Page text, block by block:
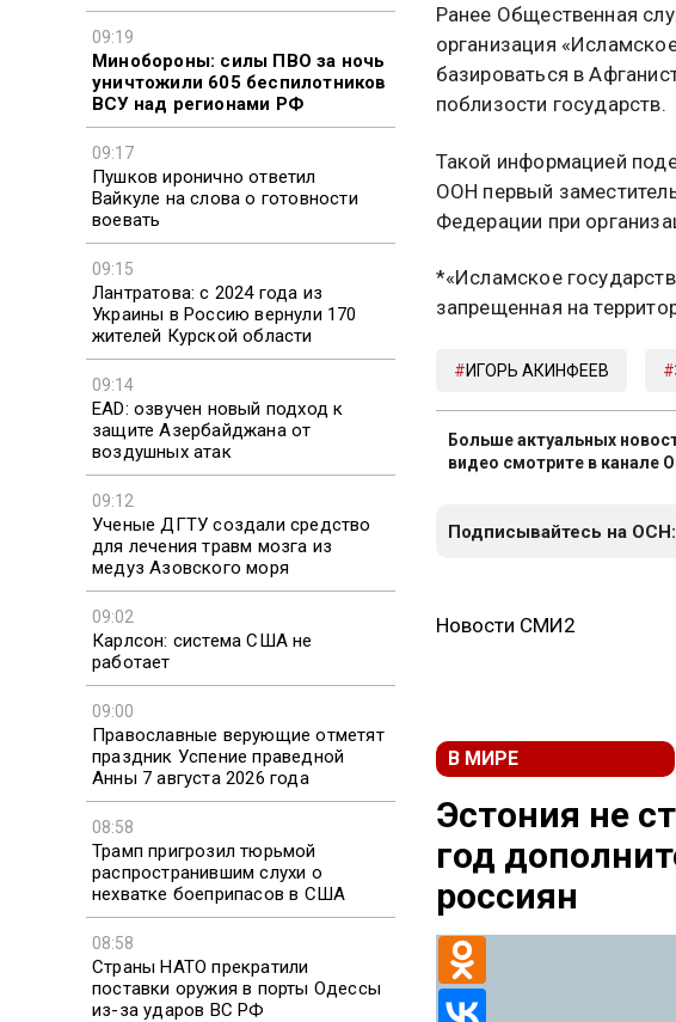
09:19
Минобороны: силы ПВО за ночь
уничтожили 605 беспилотников
ВСУ над регионами РФ
09:17
Пушков иронично ответил
Вайкуле на слова о готовности
воевать
09:15
Лантратова: с 2024 года из
Украины в Россию вернули 170
жителей Курской области
09:14
EAD: озвучен новый подход к
защите Азербайджана от
воздушных атак
09:12
Ученые ДГТУ создали средство
для лечения травм мозга из
медуз Азовского моря
09:02
Карлсон: система США не
работает
09:00
Православные верующие отметят
праздник Успение праведной
Анны 7 августа 2026 года
08:58
Трамп пригрозил тюрьмой
распространившим слухи о
нехватке боеприпасов в США
08:58
Страны НАТО прекратили
поставки оружия в порты Одессы
из-за ударов ВС РФ
Ранее Общественная
организация
базироваться в
поблизости государств.
Такой информацией
ООН первый
Федерации при
*«Исламское
запрещенная на
ИГОРЬ АКИНФЕЕВ
Больше актуальных
видео смотрите в канале
Подписывайтесь на ОСН:
Новости СМИ2
В МИРЕ
Эстония не
год
россиян